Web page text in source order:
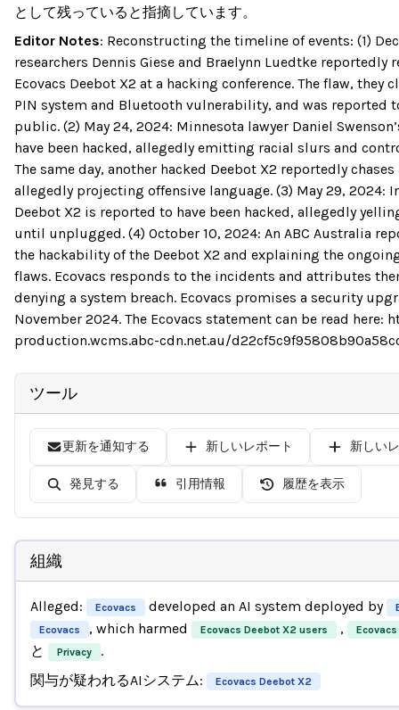
として残っていると指摘しています。
Editor Notes: Reconstructing the timeline of events: (1)
researchers Dennis Giese and Braelynn Luedtke reportedly
Ecovacs Deebot X2 at a hacking conference. The flaw, they
PIN system and Bluetooth vulnerability, and was reported
public. (2) May 24, 2024: Minnesota lawyer Daniel
have been hacked, allegedly emitting racial slurs and
The same day, another hacked Deebot X2 reportedly
allegedly projecting offensive language. (3) May 29, 2024:
Deebot X2 is reported to have been hacked, allegedly
until unplugged. (4) October 10, 2024: An ABC Australia
the hackability of the Deebot X2 and explaining the
flaws. Ecovacs responds to the incidents and attributes
denying a system breach. Ecovacs promises a security
November 2024. The Ecovacs statement can be read here:
production.wcms.abc-cdn.net.au/
ツール
更新を通知する 新しいレポート 新しい
発見する 引用情報 履歴を表示
組織
Alleged: Ecovacs developed an AI system deployed by
Ecovacs
, which harmed Ecovacs Deebot X2 users ,
と Privacy
.
関与が疑われるAIシステム:
Ecovacs Deebot X2